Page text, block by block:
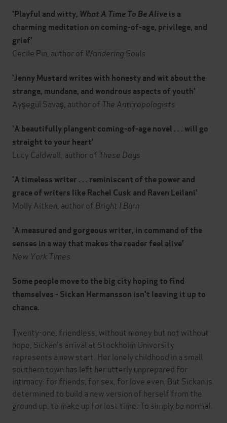
'Playful and witty, What A Time To Be Aliveis a
charming meditation on coming-of-age, privilege, and
grief'
Cecile Pin, author of Wandering Souls
'Jenny Mustard writes with honesty and wit about the
strange, mundane, and wondrous aspects of youth'
Ayşegül Savaş, author of The Anthropologists
'A beautifully plangent coming-of-age novel . . . will go
straight to your heart'
Lucy Caldwell, author of These Days
'A timeless writer . . . reminiscent of the power and
grace of writers like Rachel Cusk and Raven Leilani'
Molly Aitken, author of Bright I Burn
'A measured and gorgeous writer, in command of the
senses in a way that makes the reader feel alive'
New York Times
Some people move to the big city hoping to find
themselves - Sickan Hermansson isn't leaving it up to
chance.
Twenty-one, friendless, without money but not without
hope, Sickan's arrival at Stockholm University
represents a new start. Her lonely childhood in a small
southern town has left her utterly unprepared for
intimacy: for friends, for sex, for love even. But Sickan is
determined to build a new version of herself from the
ground up, to make up for lost time. To simply be normal.